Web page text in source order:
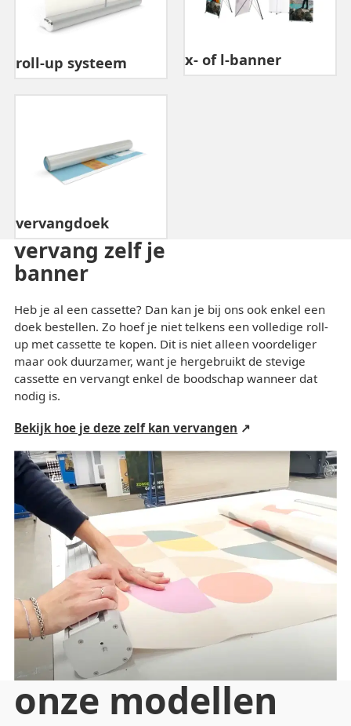
roll-up systeem x- of l-banner
vervangdoek
vervang zelf je
banner
Heb je al een cassette? Dan kan je bij ons ook enkel een
doek bestellen. Zo hoef je niet telkens een volledige roll-
up met cassette te kopen. Dit is niet alleen voordeliger
maar ook duurzamer, want je hergebruikt de stevige
cassette en vervangt enkel de boodschap wanneer dat
nodig is.
Bekijk hoe je deze zelf kan vervangen
onze modellen